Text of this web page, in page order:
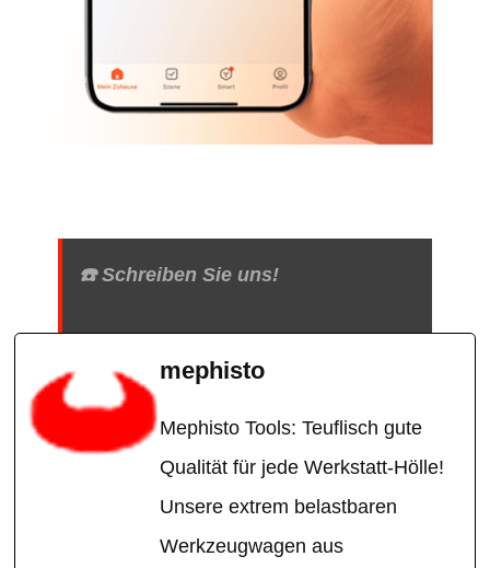
☎️ Schreiben Sie uns!
mephisto
Mephisto Tools: Teuflisch gute
Qualität für jede Werkstatt-Hölle!
Unsere extrem belastbaren
Werkzeugwagen aus